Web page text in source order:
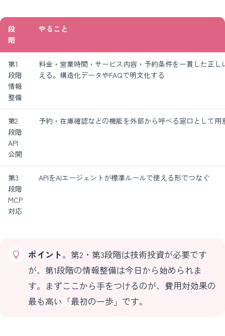
段
階
やること
第1
段階
情報
整備
料金・営業時間・サービス内容・予約条件を一貫した正し
える。構造化データやFAQで明文化する
第2
段階
API
公開
予約・在庫確認などの機能を外部から呼べる窓口として用
第3
段階
MCP
対応
APIをAIエージェントが標準ルールで使える形でつなぐ
ポイント。第2・第3段階は技術投資が必要です
が、第1段階の情報整備は今日から始められま
す。まずここから手をつけるのが、費用対効果の
最も高い「最初の一歩」です。